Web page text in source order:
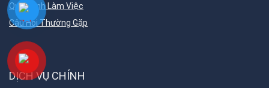
Quy Trình Làm Việc
Câu Hỏi Thường Gặp
DỊCH VỤ CHÍNH